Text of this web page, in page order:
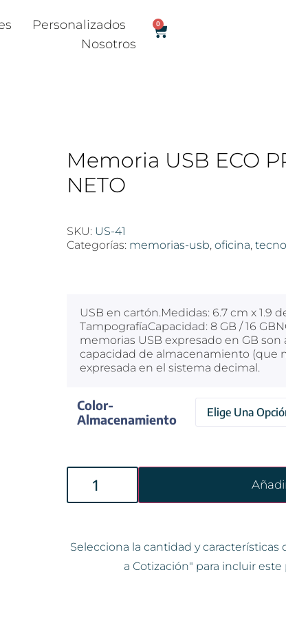
Personalizados
Nosotros
0
Memoria USB ECO
NETO
SKU: US-41
Categorías: memorias-usb, oficina,
USB en cartón.Medidas: 6.7 cm x 1.9
TampografíaCapacidad: 8 GB / 16
memorias USB expresado en GB
capacidad de almacenamiento (que
expresada en el sistema decimal.
Color-
Almacenamiento
Selecciona la cantidad y características
a Cotización" para incluir